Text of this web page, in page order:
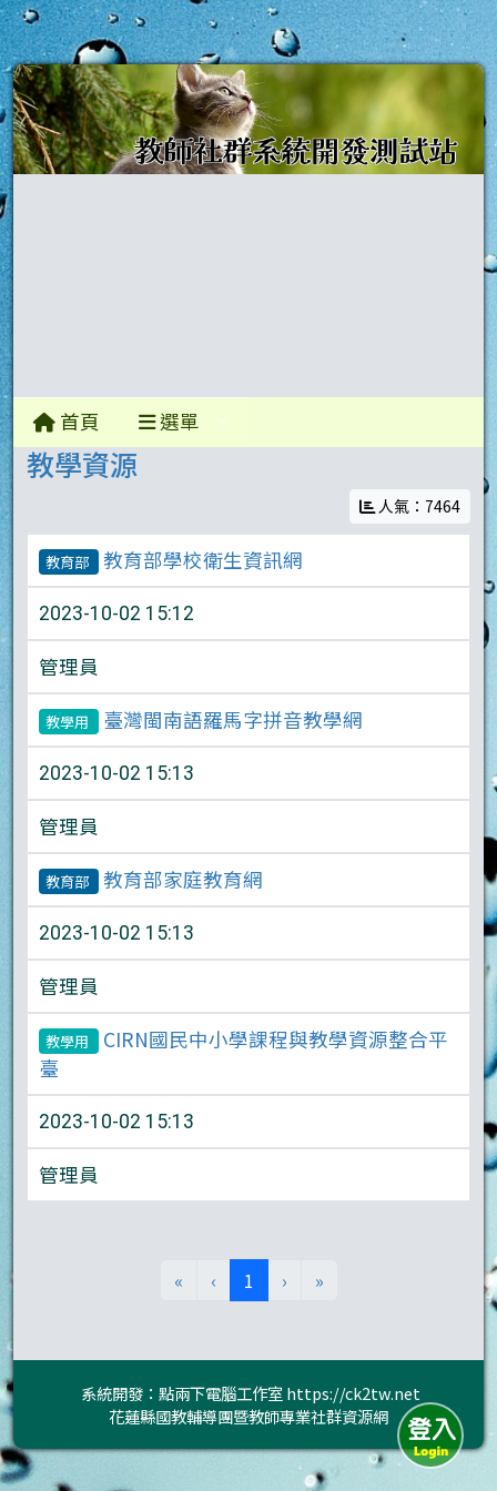
首頁 選單
教學資源
人氣：7464
教育部 教育部學校衛生資訊網
2023-10-02 15:12
管理員
教學用 臺灣閩南語羅馬字拼音教學網
2023-10-02 15:13
管理員
教育部 教育部家庭教育網
2023-10-02 15:13
管理員
教學用
CIRN國民中小學課程與教學資源整合平
臺
2023-10-02 15:13
管理員
« ‹ 1 (目前頁次)
› »
系統開發：點兩下電腦工作室https://ck2tw.net
花蓮縣國教輔導團暨教師專業社群資源網